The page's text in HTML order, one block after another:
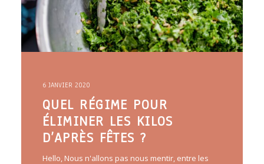
6 JANVIER 2020
QUEL RÉGIME POUR
ÉLIMINER LES KILOS
D’APRÈS FÊTES ?
Hello, Nous n'allons pas nous mentir, entre les